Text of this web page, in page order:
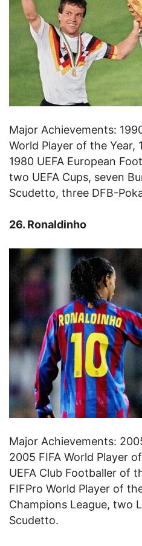
Major Achievements:
World Player of the Year,
1980 UEFA European
two UEFA Cups, seven
Scudetto, three DFB-
26. Ronaldinho
Major Achievements:
2005 FIFA World Player
UEFA Club Footballer of
FIFPro World Player of
Champions League, two
Scudetto.